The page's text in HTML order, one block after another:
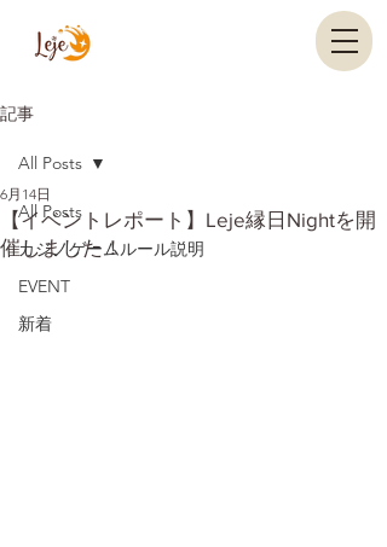
記事
All Posts
カジノゲームルール説明
EVENT
新着
All Posts
【イベントレポート】Leje縁日Nightを開
催しました！
6月14日